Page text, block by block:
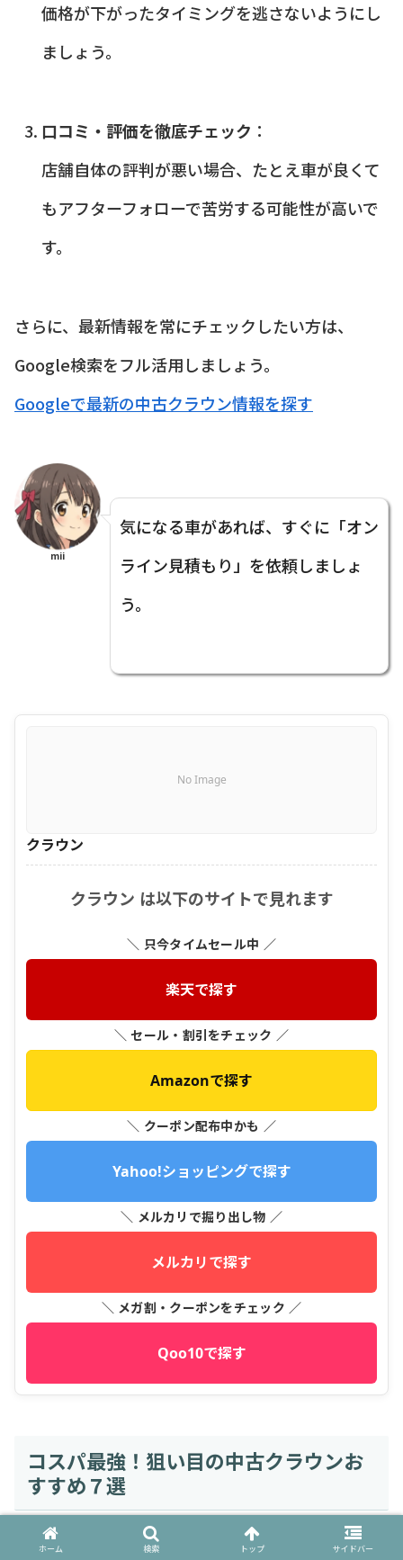
価格が下がったタイミングを逃さないようにし
ましょう。
口コミ・評価を徹底チェック ：
店舗自体の評判が悪い場合、たとえ車が良くて
もアフターフォローで苦労する可能性が高いで
す。
さらに、最新情報を常にチェックしたい方は、
Google検索をフル活用しましょう。
Googleで最新の中古クラウン情報を探す
mii
気になる車があれば、すぐに「オン
ライン見積もり」を依頼しましょ
う。
No Image
クラウン
クラウン は以下のサイトで見れます
＼ 只今タイムセール中 ／
楽天で探す
＼ セール・割引をチェック ／
Amazonで探す
＼ クーポン配布中かも ／
Yahoo!ショッピングで探す
＼ メルカリで掘り出し物 ／
メルカリで探す
＼ メガ割・クーポンをチェック ／
Qoo10で探す
コスパ最強！狙い目の中古クラウンお
すすめ７選
ホーム 検索 トップ サイドバー